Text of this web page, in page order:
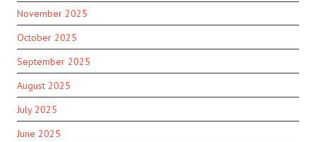
November 2025
October 2025
September 2025
August 2025
July 2025
June 2025